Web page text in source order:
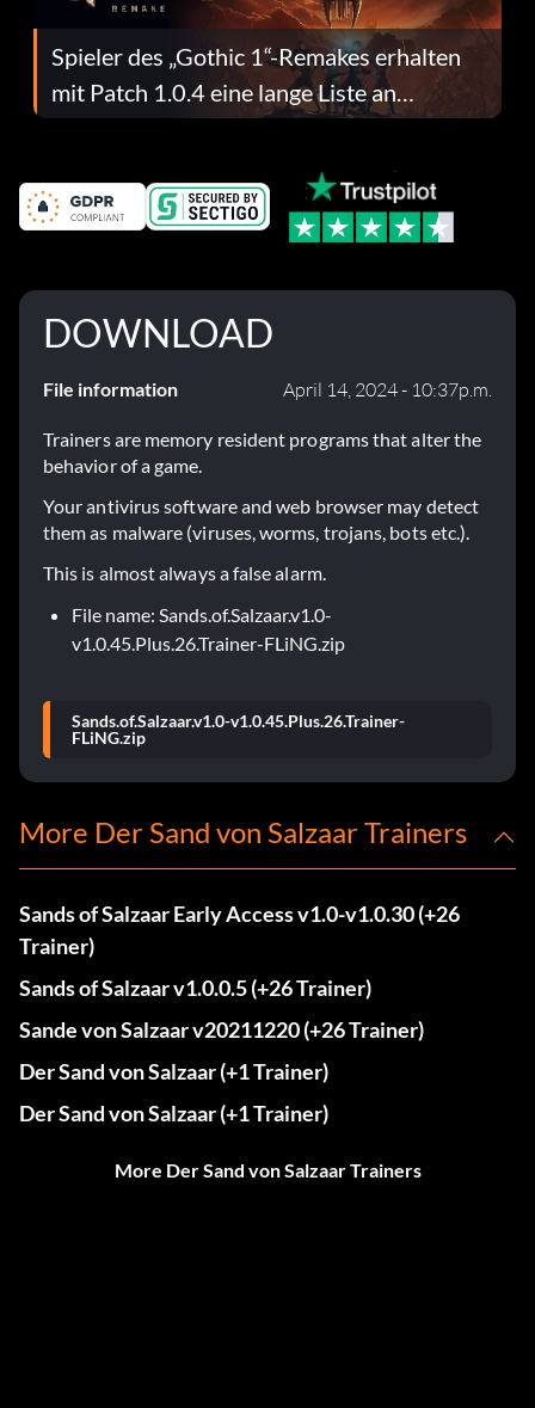
Spieler des „Gothic 1“-Remakes erhalten
mit Patch 1.0.4 eine lange Liste an
Fehlerbehebungen
DOWNLOAD
File information April 14, 2024 - 10:37p.m.
Trainers are memory resident programs that alter the
behavior of a game.
Your antivirus software and web browser may detect
them as malware (viruses, worms, trojans, bots etc.).
This is almost always a false alarm.
File name: Sands.of.Salzaar.v1.0-
v1.0.45.Plus.26.Trainer-FLiNG.zip
Sands.of.Salzaar.v1.0-v1.0.45.Plus.26.Trainer-
FLiNG.zip
More Der Sand von Salzaar Trainers
Sands of Salzaar Early Access v1.0-v1.0.30 (+26
Trainer)
Sands of Salzaar v1.0.0.5 (+26 Trainer)
Sande von Salzaar v20211220 (+26 Trainer)
Der Sand von Salzaar (+1 Trainer)
Der Sand von Salzaar (+1 Trainer)
More Der Sand von Salzaar Trainers